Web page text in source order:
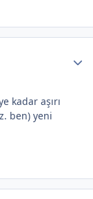
kadar aşırı
ben) yeni